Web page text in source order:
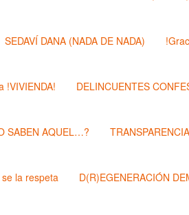
SEDAVÍ DANA (NADA DE NADA)
!VIVIENDA! DELINCUENTES
SABEN AQUEL…?
se la respeta D(R)EGENERACIÓN